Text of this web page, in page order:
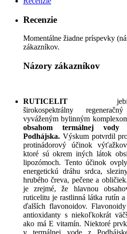
Recenzie
Momentálne žiadne príspevky
zákazníkov.
Názory zákazníkov
RUTICELIT
širokospektrálny
vyváženým bylinným
obsahom termálnej vody
Podhájska. Výskum potvrdil
protinádorový účinok
ktoré sú okrem iných látok
lipozómoch. Tento účinok
energetickú dráhu srdca,
hrubého čreva, pečene a
je zrejmé, že hlavnou
ruticelitu je rastlinná látka rutín a
ďalších flavonoidov.
antioxidanty s niekoľkokrát
ako má E vitamín. Niektoré
v termálnej vode z